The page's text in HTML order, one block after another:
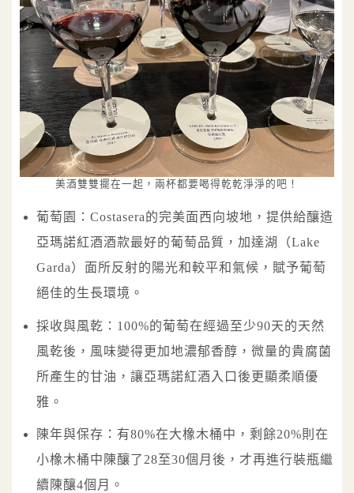
美酒雙雙擺在一起，兩杯都要喝得乾乾淨淨的吧！
葡萄園：Costasera的完美面西向坡地，提供給釀造
亞瑪諾紅酒酒款最好的葡萄品質，加達湖（Lake
Garda）面所反射的陽光和較平和氣候，賦予葡萄
絕佳的生長環境。
採收與風乾：100%的葡萄在經過至少90天的天然
風乾後，風味變得更加地濃郁香醇，微量的貴腐菌
所產生的甘油，讓亞瑪諾紅酒入口後更顯柔順優
雅。
陳年與保存：有80%在大橡木桶中，剩餘20%則在
小橡木桶中陳釀了28至30個月後，才再進行裝瓶繼
續陳釀4個月。